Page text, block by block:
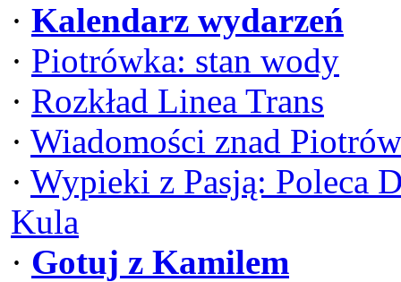
· Kalendarz wydarzeń
· Piotrówka: stan wody
· Rozkład Linea Trans
· Wiadomości znad
· Wypieki z Pasją: Poleca
Kula
· Gotuj z Kamilem